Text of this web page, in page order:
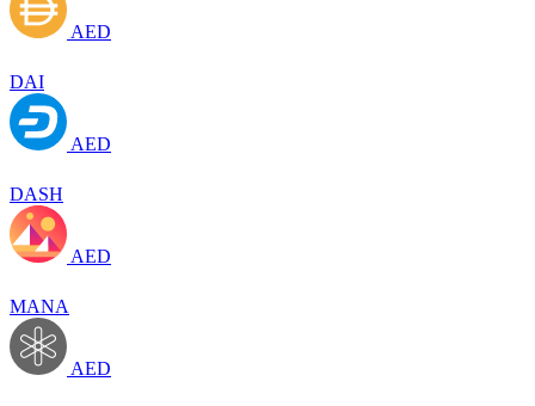
AED
DAI
AED
DASH
AED
MANA
AED